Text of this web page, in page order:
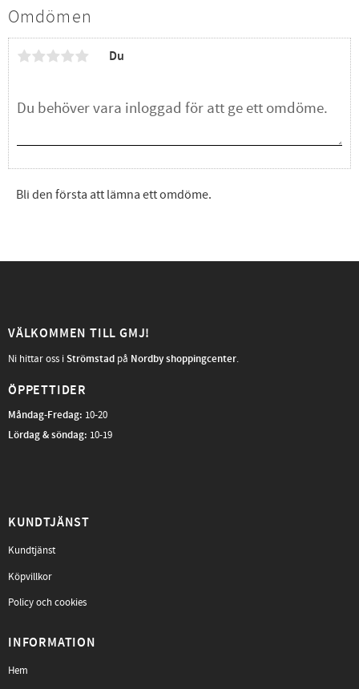
Omdömen
Du
Bli den första att lämna ett omdöme.
VÄLKOMMEN TILL GMJ!
Ni hittar oss iStrömstad på Nordby shoppingcenter.
ÖPPETTIDER
Måndag-Fredag: 10-20
Lördag & söndag: 10-19
KUNDTJÄNST
Kundtjänst
Köpvillkor
Policy och cookies
INFORMATION
Hem